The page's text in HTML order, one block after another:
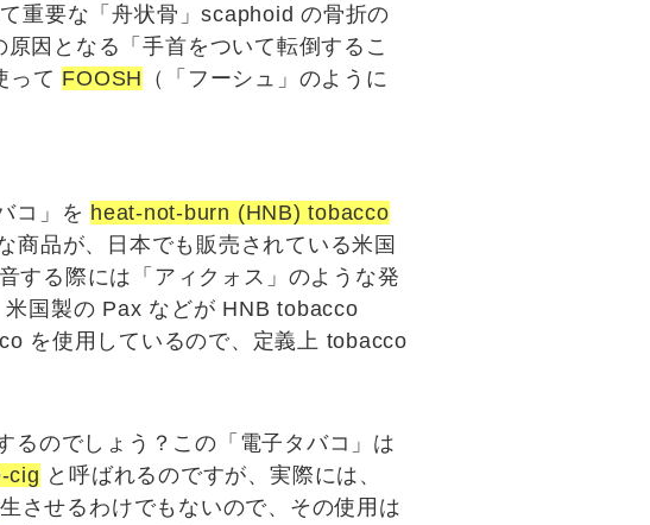
重要な「舟状骨」scaphoid の骨折の
原因となる「手首をついて転倒するこ
って FOOSH （「 フ ーシュ」のように
コ 」を heat-not-burn (HNB)tobacco
商品が、日本でも販売されている米国
する際には「 アィ クォス」のような発
米国製の Pax などが HNB tobacco
を使用しているので、定義上 tobacco
るのでしょう？この「電子タバコ」は
cig と呼ばれるのですが、 実際には、
させるわけでもないので、その使用は